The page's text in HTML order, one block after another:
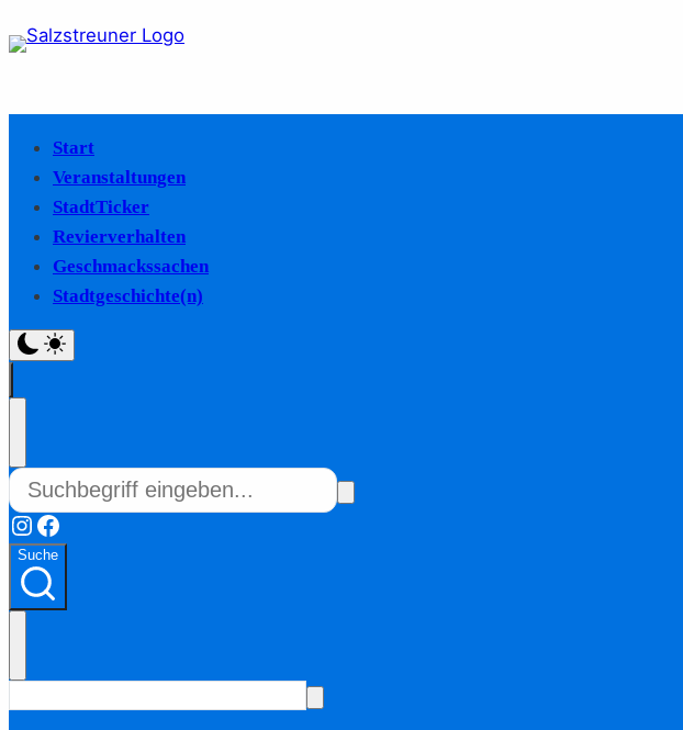
Start
Veranstaltungen
StadtTicker
Revierverhalten
Geschmackssachen
Stadtgeschichte(n)
Instagram
Facebook
Suche